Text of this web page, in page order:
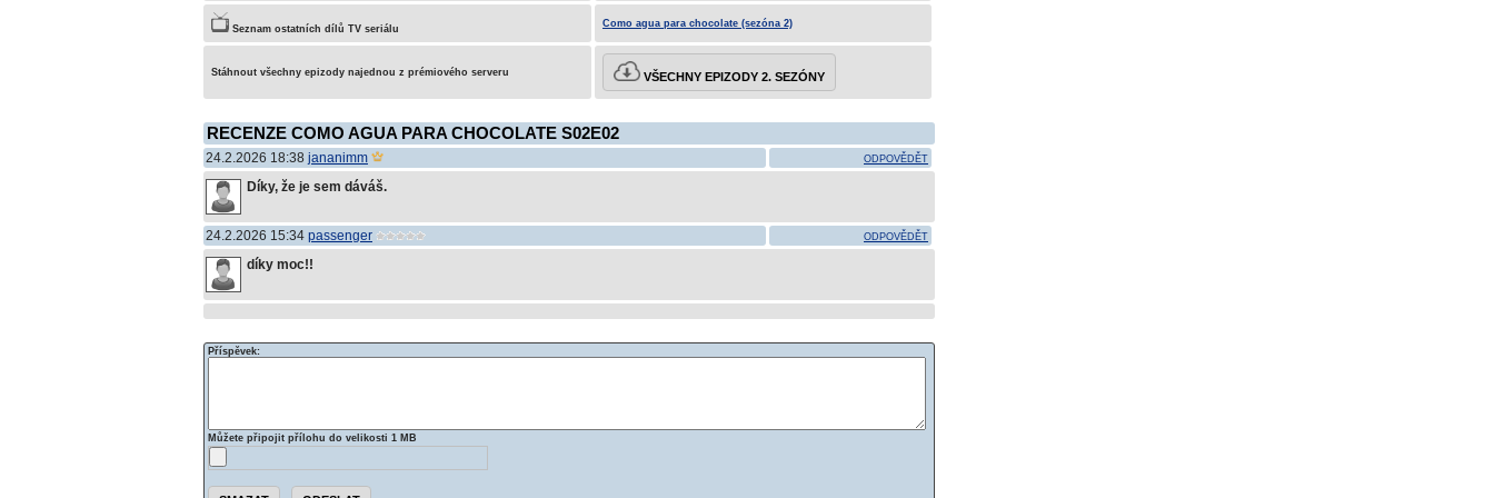
Seznam ostatních dílů TV seriálu Como agua para chocolate (sezóna 2)
Stáhnout všechny epizody najednou z prémiového serveru VŠECHNY EPIZODY 2. SEZÓNY
RECENZE COMO AGUA PARA CHOCOLATE S02E02
24.2.2026 18:38 jananimm ODPOVĚDĚT
Díky, že je sem dáváš.
24.2.2026 15:34 passenger ODPOVĚDĚT
díky moc!!
Příspěvek:
Můžete připojit přílohu do velikosti 1 MB